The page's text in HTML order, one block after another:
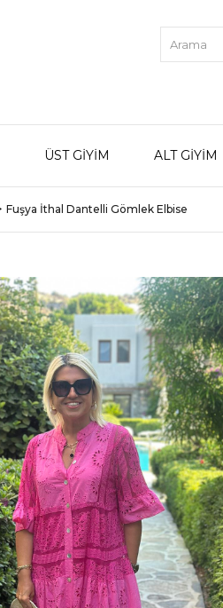
ÜST GİYİM ALT GİYİM
Fuşya İthal Dantelli Gömlek Elbise